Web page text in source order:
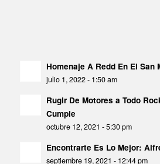
Homenaje A Redd En El San
julio 1, 2022 - 1:50 am
Rugir De Motores a Todo
Cumple
octubre 12, 2021 - 5:30 pm
Encontrarte Es Lo Mejor:
septiembre 19, 2021 - 12:44 pm